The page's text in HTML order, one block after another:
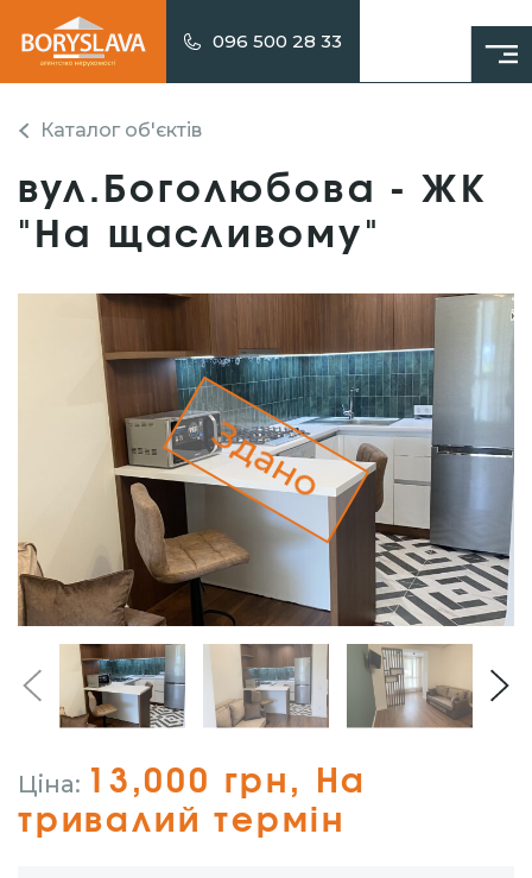
096 500 28 33
Каталог об'єктів
вул.Боголюбова - ЖК
"На щасливому"
Здано
Ціна: 13,000 грн, На
тривалий термін